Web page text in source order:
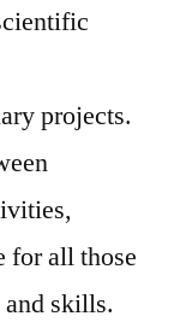
projects.
for all those
skills.